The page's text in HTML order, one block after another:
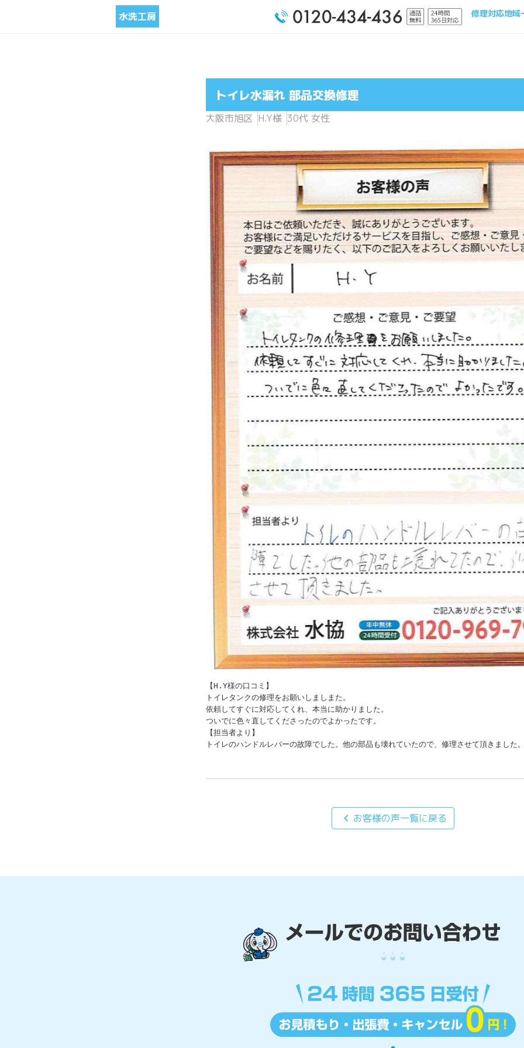
水洗工房 修理対応地域
トイレ水漏れ 部品交換修理
大阪市旭区 H.Y様 30代 女性
【H.Y様の口コミ】
トイレタンクの修理をお願いしましまた。
依頼してすぐに対応してくれ、本当に助かりました。
ついでに色々直してくださったのでよかったです。
【担当者より】
トイレのハンドルレバーの故障でした。他の部品も壊れていたので、修理させて頂きました
chevron_left お客様の声一覧に戻る